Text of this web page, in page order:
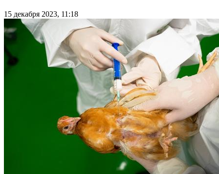
15 декабря 2023, 11:18